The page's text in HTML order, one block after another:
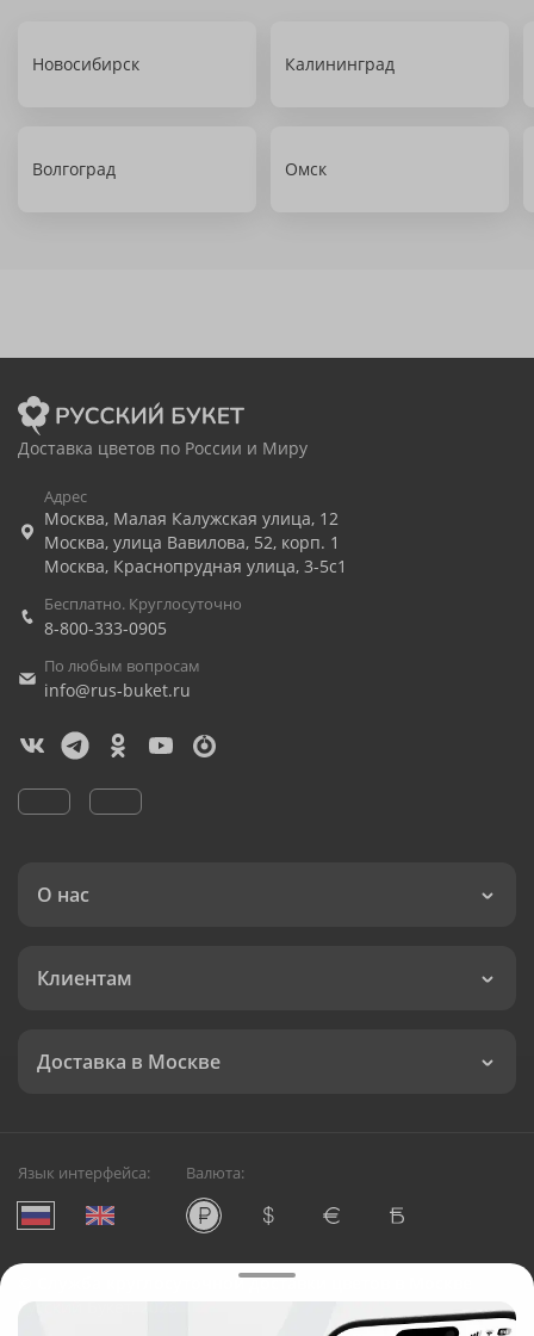
Новосибирск Калининград
Волгоград Омск
Доставка цветов по России и Миру
Адрес
Москва, Малая Калужская улица, 12
Москва, улица Вавилова, 52, корп. 1
Москва, Краснопрудная улица, 3-5с1
Бесплатно. Круглосуточно
8-800-333-0905
По любым вопросам
info@rus-buket.ru
О нас
Клиентам
Доставка в Москве
Язык интерфейса: Валюта:
Служба круглосуточной доставки цветов в Москве
Русский Букет, 2026